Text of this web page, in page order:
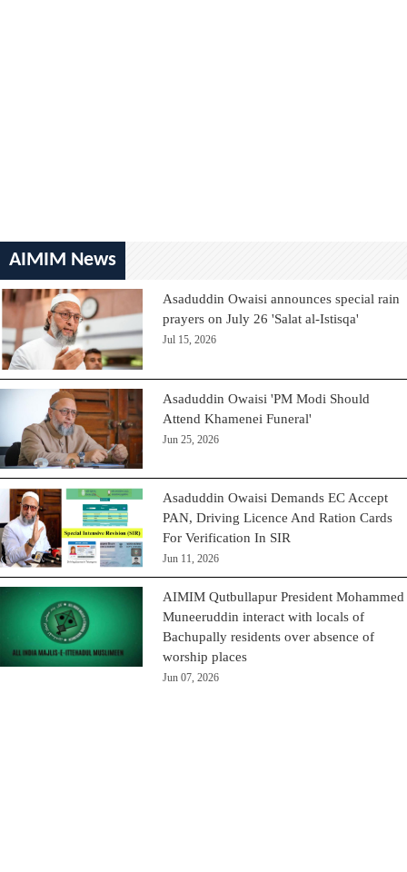
AIMIM News
Asaduddin Owaisi announces special rain
prayers on July 26 'Salat al-Istisqa'
Jul 15, 2026
Asaduddin Owaisi 'PM Modi Should
Attend Khamenei Funeral'
Jun 25, 2026
Asaduddin Owaisi Demands EC Accept
PAN, Driving Licence And Ration Cards
For Verification In SIR
Jun 11, 2026
AIMIM Qutbullapur President Mohammed
Muneeruddin interact with locals of
Bachupally residents over absence of
worship places
Jun 07, 2026